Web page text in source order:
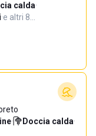
calda·
·e altri 8…
· Doccia calda·